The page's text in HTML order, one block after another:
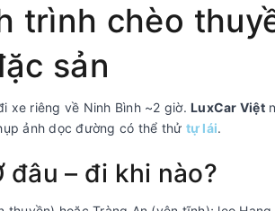
trình chèo
sản
xe riêng về Ninh Bình ~2 giờ. LuxCar Việt
ảnh dọc đường có thể thử tự lái.
đâu – đi khi nào?